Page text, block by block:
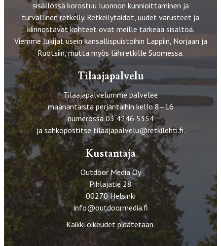
sisällössä korostuu luonnon kunnioittaminen ja
turvallinen retkeily. Retkeilytaidot, uudet varusteet ja
kiinnostavat kohteet ovat meille tärkeää sisältöä.
Viemme lukijat usein kansallispuistoihin Lappiin, Norjaan ja
Ruotsiin, mutta myös lähiretkille Suomessa.
Tilaajapalvelu
Tilaajapalvelumme palvelee
maanantaista perjantaihin kello 8–16
numerossa 03 4246 5354
ja sähköpostitse tilaajapalvelu@retkilehti.fi.
Kustantaja
Outdoor Media Oy
Pihlajatie 28
00270 Helsinki
info@outdoormedia.fi
Kaikki oikeudet pidätetään.